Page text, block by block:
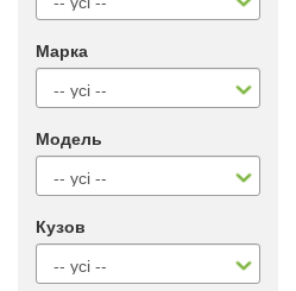
Марка
Модель
Кузов